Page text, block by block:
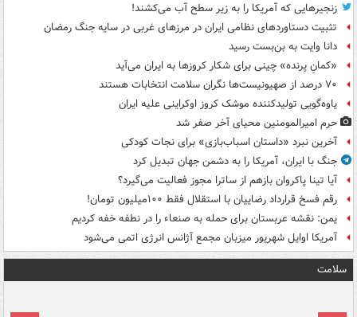
زنجیرهایی که آمریکا را به زیر سطح آب می‌کشند!
تثبیت دستاوردهای نظامی ایران در مرزهای غربی در سایه جنگ رمضان
دانا وایت به بن‌بست رسید
«کمانِ پرنده» چینی برای شکار کروزها به ایران می‌آید
۷۰ درصد از صهیونیست‌ها نگران سلامت انتخابات هستند
یاوه‌گویی تولیدکننده موشک کروز اوکراینی علیه ایران
حرم امیرالمومنین محیای آخر صفر شد
آخرین نبرد «داستان اسباب‌بازی» برای نجات کودکی
جنگ با ایران، آمریکا را به دشمن جهان تبدیل کرد
آیا تینا پاکروان بازهم از ساترا مجوز فعالیت می‌گیرد؟
رقم فسخ قرارداد رضاییان با استقلال فقط ۱۰۰میلیون تومان!
یمن: نقشه عربستان برای حمله به صنعاء را در نطفه خفه کردیم
آمریکا اوایل شهریور میزبان مجمع آژانس انرژی اتمی می‌شود
سلامت